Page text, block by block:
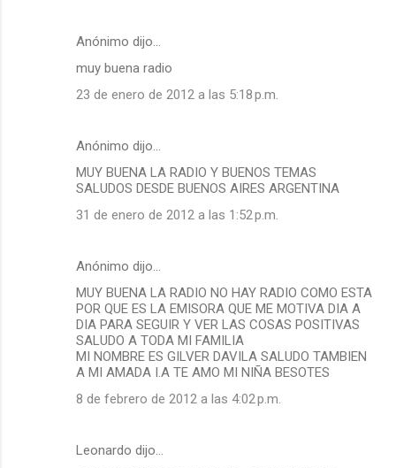
Anónimo dijo…
muy buena radio
23 de enero de 2012 a las 5:18 p.m.
Anónimo dijo…
MUY BUENA LA RADIO Y BUENOS TEMAS
SALUDOS DESDE BUENOS AIRES ARGENTINA
31 de enero de 2012 a las 1:52 p.m.
Anónimo dijo…
MUY BUENA LA RADIO NO HAY RADIO COMO ESTA
POR QUE ES LA EMISORA QUE ME MOTIVA DIA A
DIA PARA SEGUIR Y VER LAS COSAS POSITIVAS
SALUDO A TODA MI FAMILIA
MI NOMBRE ES GILVER DAVILA SALUDO TAMBIEN
A MI AMADA I.A TE AMO MI NIÑA BESOTES
8 de febrero de 2012 a las 4:02 p.m.
Leonardo dijo…